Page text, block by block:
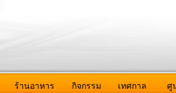
ร้านอาหาร กิจกรรม เทศกาล ศู